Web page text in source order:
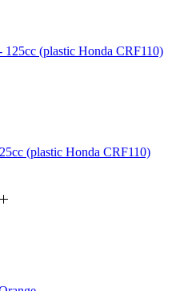
(plastic Honda CRF110)